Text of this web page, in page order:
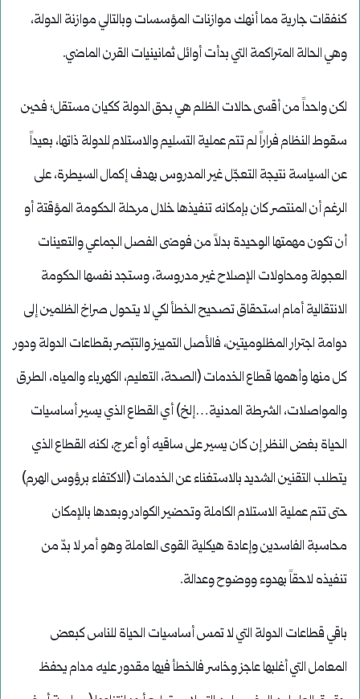
كنفقات جارية مما أنهك موازنات المؤسسات وبالتالي موازنة الدولة،
وهي الحالة المتراكمة التي بدأت أوائل ثمانينيات القرن الماضي.
لكن واحداً من أقسى حالات الظلم هي بحق الدولة ككيان مستقل؛ فحين
سقوط النظام فراراً لم تتم عملية التسليم والاستلام للدولة ذاتها، بعيداً
عن السياسة نتيجة التعجّل غير المدروس بهدف إكمال السيطرة، على
الرغم أن المنتصر كان بإمكانه تنفيذها خلال مرحلة الحكومة المؤقتة أو
أن تكون مهمتها الوحيدة بدلاً من فوضى الفصل الجماعي والتعينات
العجولة ومحاولات الإصلاح غير مدروسة، وستجد نفسها الحكومة
الانتقالية أمام استحقاق تصحيح الخطأ لكي لا يتحول صراخ الظلمين إلى
دوامة اجترار المظلوميتين، فالأصل التمييز والتبّصر بقطاعات الدولة ودور
كل منها وأهمها قطاع الخدمات (الصحة، التعليم، الكهرباء والمياه، الطرق
والمواصلات، الشرطة المدنية…إلخ) أي القطاع الذي يسير أساسيات
الحياة بغض النظر إن كان يسير على ساقيه أو أعرج، لكنه القطاع الذي
يتطلب التقنين الشديد بالاستغناء عن الخدمات (الاكتفاء برؤوس الهرم)
حتى تتم عملية الاستلام الكاملة وتحضير الكوادر وبعدها بالإمكان
محاسبة الفاسدين وإعادة هيكلية القوى العاملة وهو أمر لا بدّ من
تنفيذه لاحقاً بهدوء ووضوح وعدالة.
باقي قطاعات الدولة التي لا تمس أساسيات الحياة للناس كبعض
المعامل التي أغلبها عاجز وخاسر فالخطأ فيها مقدور عليه مدام يحفظ